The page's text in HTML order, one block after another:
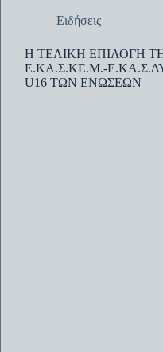
Ειδήσεις
Η ΤΕΛΙΚΗ ΕΠΙΛΟΓΗ
Ε.ΚΑ.Σ.ΚΕ.Μ.-
U16 ΤΩΝ ΕΝΩΣΕΩΝ